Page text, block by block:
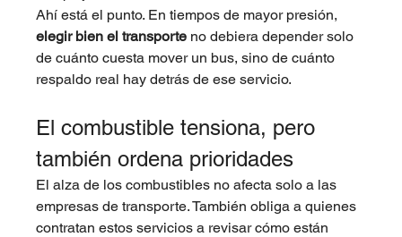
Ahí está el punto. En tiempos de mayor presión,
elegir bien el transporte no debiera depender solo
de cuánto cuesta mover un bus, sino de cuánto
respaldo real hay detrás de ese servicio.
El combustible tensiona, pero
también ordena prioridades
El alza de los combustibles no afecta solo a las
empresas de transporte. También obliga a quienes
contratan estos servicios a revisar cómo están